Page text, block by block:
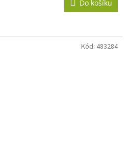
Do košíku
Kód: 483284